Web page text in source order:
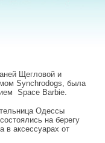
Щегловой и
Synchrodogs, была
Space Barbie.
Одессы
на берегу
в аксессуарах от